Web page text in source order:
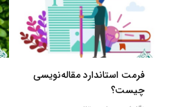
فرمت استاندارد مقاله‌نویسی
چیست؟